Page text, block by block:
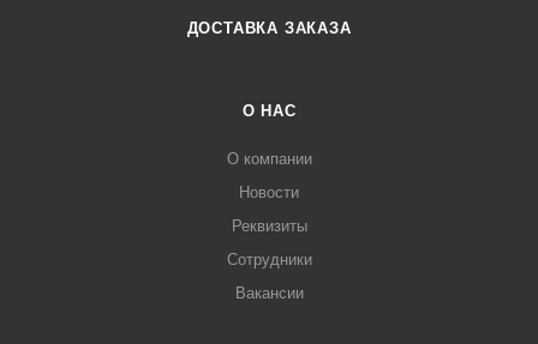
ДОСТАВКА ЗАКАЗА
О НАС
О компании
Новости
Реквизиты
Сотрудники
Вакансии